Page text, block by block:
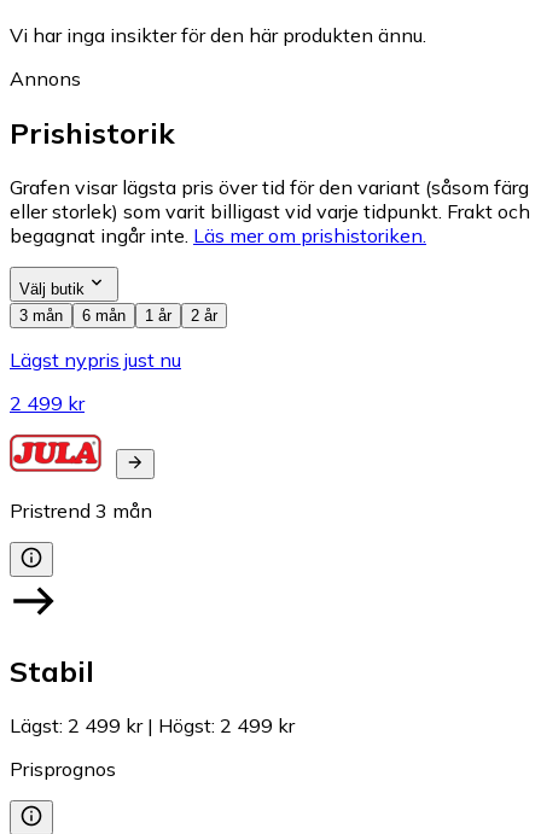
Vi har inga insikter för den här produkten ännu.
Annons
Prishistorik
Grafen visar lägsta pris över tid för den variant (såsom färg
eller storlek) som varit billigast vid varje tidpunkt. Frakt och
begagnat ingår inte. Läs mer om prishistoriken.
Välj butik
3 mån
6 mån 1 år 2 år
Lägst nypris just nu
2 499 kr
Pristrend 3 mån
Stabil
Lägst: 2 499 kr| Högst: 2 499 kr
Prisprognos